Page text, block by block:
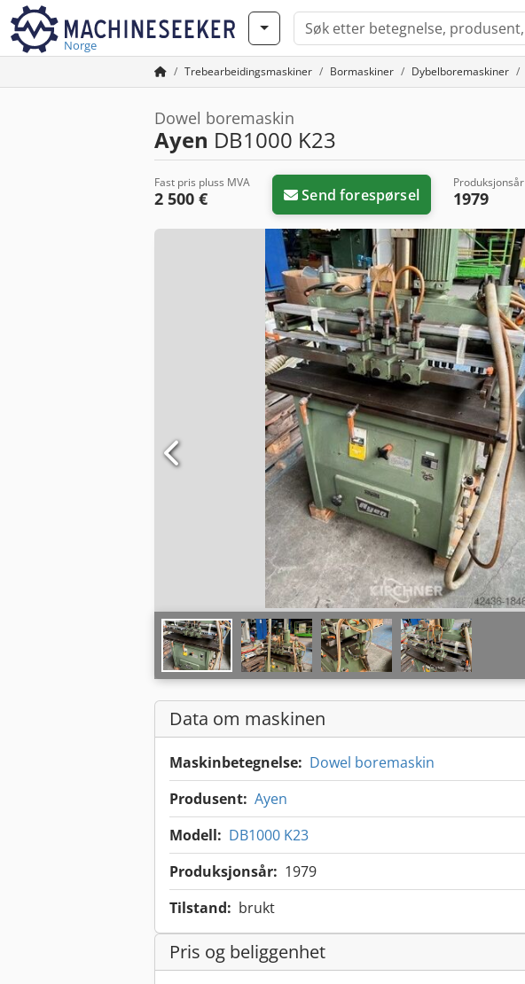
Norge
Trebearbeidingsmaskiner Bormaskiner Dybelboremaskiner
Dowel boremaskin
Ayen DB1000 K23
Fast pris pluss MVA
2 500 € Send forespørsel
Produksjonsår
1979
Data om maskinen
Maskinbetegnelse: Dowel boremaskin
Produsent: Ayen
Modell: DB1000 K23
Produksjonsår: 1979
Tilstand: brukt
Pris og beliggenhet